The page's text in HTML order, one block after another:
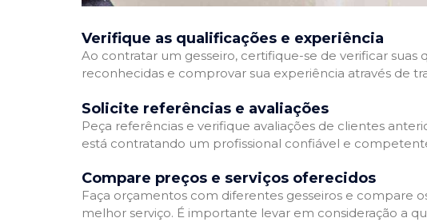
Verifique as qualificações e experiência
Ao contratar um gesseiro, certifique-se de verificar suas
reconhecidas e comprovar sua experiência através de
Solicite referências e avaliações
Peça referências e verifique avaliações de clientes
está contratando um profissional confiável e
Compare preços e serviços oferecidos
Faça orçamentos com diferentes gesseiros e compare
melhor serviço. É importante levar em consideração a